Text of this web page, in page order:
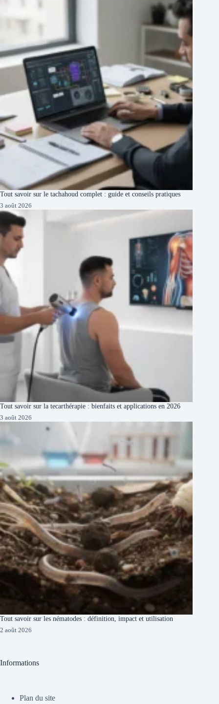
Tout savoir sur le tachahoud complet : guide et conseils pratiques
3 août 2026
Tout savoir sur la tecarthérapie : bienfaits et applications en 2026
3 août 2026
Tout savoir sur les nématodes : définition, impact et utilisation
2 août 2026
Informations
Plan du site